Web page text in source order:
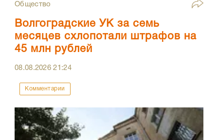
Общество
Волгоградские УК за семь
месяцев схлопотали штрафов на
45 млн рублей
08.08.202621:24
Комментарии